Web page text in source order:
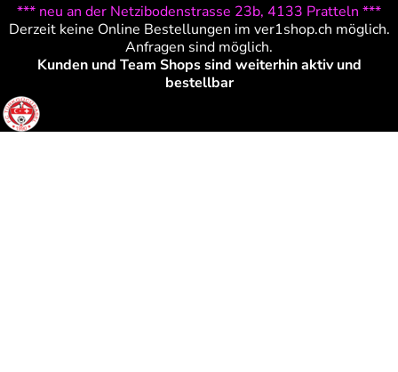
*** neu an der Netzibodenstrasse 23b, 4133 Pratteln ***
Derzeit keine Online Bestellungen im ver1shop.ch möglich.
Anfragen sind möglich.
Kunden und Team Shops sind weiterhin aktiv und
bestellbar